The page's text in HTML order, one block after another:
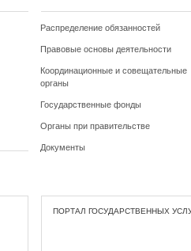
Распределение обязанностей
Правовые основы деятельности
Координационные и совещательные
органы
Государственные фонды
Органы при правительстве
Документы
ПОРТАЛ ГОСУДАРСТВЕННЫХ